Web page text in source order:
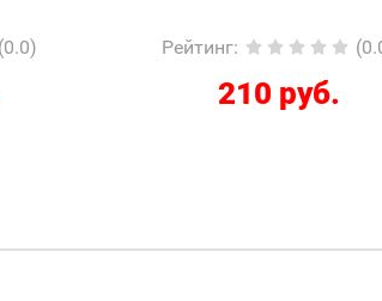
Рейтинг: (0.0)
210 руб.